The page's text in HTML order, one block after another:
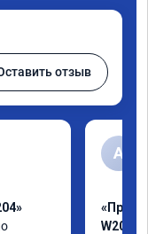
отзыв
А
W205»